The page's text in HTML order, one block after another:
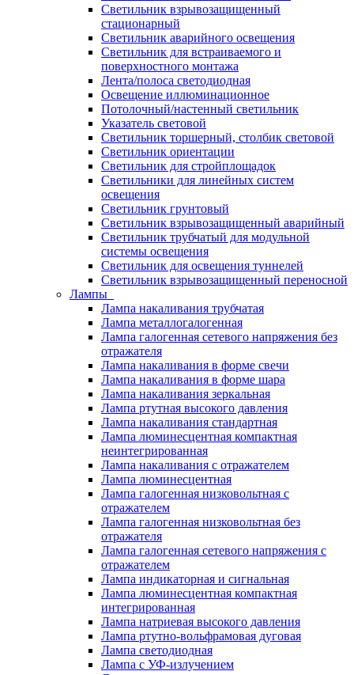
Светильник взрывозащищенный
стационарный
Светильник аварийного освещения
Светильник для встраиваемого и
поверхностного монтажа
Лента/полоса светодиодная
Освещение иллюминационное
Потолочный/настенный светильник
Указатель световой
Светильник торшерный, столбик световой
Светильник ориентации
Светильник для стройплощадок
Светильники для линейных систем
освещения
Светильник грунтовый
Светильник взрывозащищенный аварийный
Светильник трубчатый для модульной
системы освещения
Светильник для освещения туннелей
Светильник взрывозащищенный переносной
Лампы
Лампа накаливания трубчатая
Лампа металлогалогенная
Лампа галогенная сетевого напряжения без
отражателя
Лампа накаливания в форме свечи
Лампа накаливания в форме шара
Лампа накаливания зеркальная
Лампа ртутная высокого давления
Лампа накаливания стандартная
Лампа люминесцентная компактная
неинтегрированная
Лампа накаливания с отражателем
Лампа люминесцентная
Лампа галогенная низковольтная с
отражателем
Лампа галогенная низковольтная без
отражателя
Лампа галогенная сетевого напряжения с
отражателем
Лампа индикаторная и сигнальная
Лампа люминесцентная компактная
интегрированная
Лампа натриевая высокого давления
Лампа ртутно-вольфрамовая дуговая
Лампа светодиодная
Лампа с УФ-излучением